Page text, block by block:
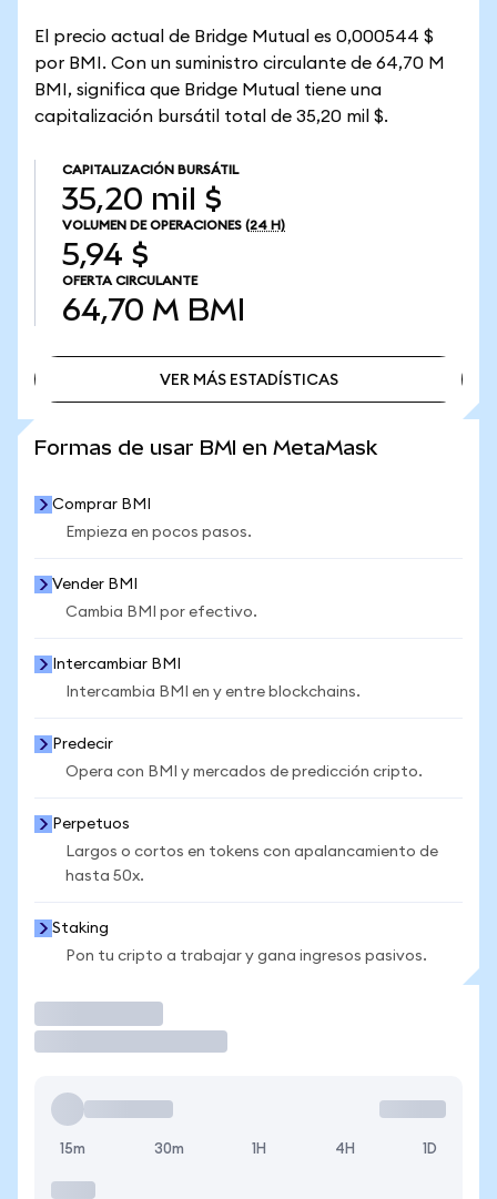
El precio actual de Bridge Mutual es 0,000544 $
por BMI. Con un suministro circulante de 64,70 M
BMI, significa que Bridge Mutual tiene una
capitalización bursátil total de 35,20 mil $.
CAPITALIZACIÓN BURSÁTIL
35,20 mil $
VOLUMEN DE OPERACIONES (24 H)
5,94 $
OFERTA CIRCULANTE
64,70 M BMI
VER MÁS ESTADÍSTICAS
Formas de usar BMI en MetaMask
Comprar BMI
Empieza en pocos pasos.
Vender BMI
Cambia BMI por efectivo.
Intercambiar BMI
Intercambia BMI en y entre blockchains.
Predecir
Opera con BMI y mercados de predicción cripto.
Perpetuos
Largos o cortos en tokens con apalancamiento de
hasta 50x.
Staking
Pon tu cripto a trabajar y gana ingresos pasivos.
15m 30m 1H 4H 1D